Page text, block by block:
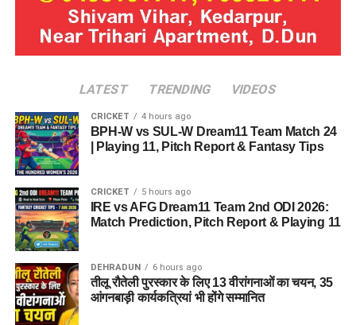
LATEST TRENDING VIDEOS
CRICKET 4 hours ago
BPH-W vs SUL-W Dream11 Team Match 24
| Playing 11, Pitch Report & Fantasy Tips
CRICKET 5 hours ago
IRE vs AFG Dream11 Team 2nd ODI 2026:
Match Prediction, Pitch Report & Playing 11
DEHRADUN 6 hours ago
तीलू रौतेली पुरस्कार के लिए 13 वीरांगनाओं का चयन, 35
आंगनबाड़ी कार्यकत्रियां भी होंगे सम्मानित